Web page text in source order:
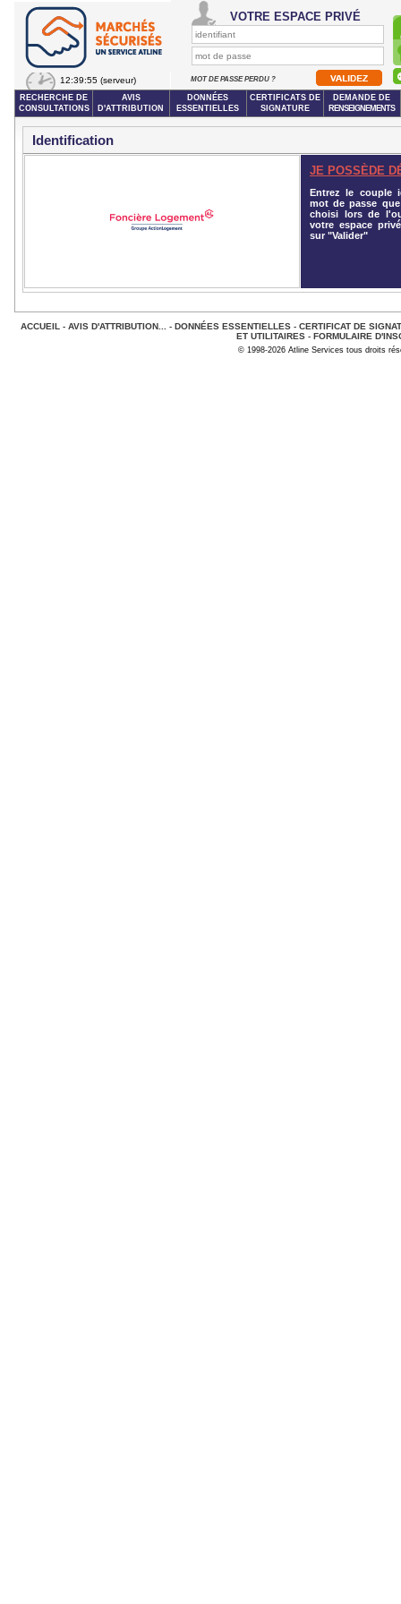
12:39:55 (serveur)
VOTRE ESPACE PRIVÉ
MOT DE PASSE PERDU ?
RECHERCHE DE
CONSULTATIONS
AVIS
D'ATTRIBUTION
DONNÉES
ESSENTIELLES
CERTIFICATS DE
SIGNATURE
DEMANDE DE
RENSEIGNEMENTS
Identification
JE POSSÈDE
Entrez le couple
mot de passe
choisi lors de
votre espace
sur "Valider"
ACCUEIL - AVIS D'ATTRIBUTION... - DONNÉES ESSENTIELLES- CERTIFICAT DE
ET UTILITAIRES - FORMULAIRE
© 1998-2026 Atline Services tous droits